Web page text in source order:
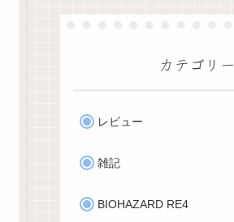
カテゴリー
レビュー
雑記
BIOHAZARD RE4